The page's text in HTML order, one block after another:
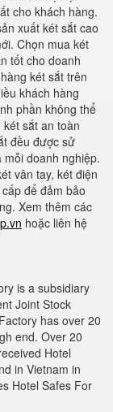
cho khách hàng.
xuất két sắt cao
Chọn mua két
tốt cho doanh
két sắt trên
khách hàng
phần không thể
sắt an toàn
đều được sử
doanh nghiệp.
vân tay, két điện
để đảm bảo
Xem thêm các
hoặc liên hệ
is a subsidiary
Joint Stock
has over 20
end. Over 20
Hotel
in Vietnam in
Hotel Safes For